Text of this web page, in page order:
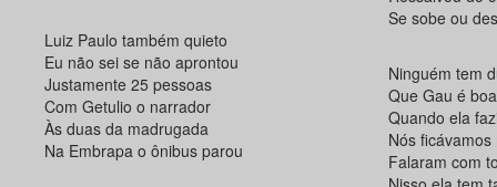
Luiz Paulo também quieto
Eu não sei se não aprontou
Justamente 25 pessoas
Com Getulio o narrador
Às duas da madrugada
Na Embrapa o ônibus parou
Se sobe ou
Ninguém tem
Que Gau é
Quando ela
Nós
Falaram com